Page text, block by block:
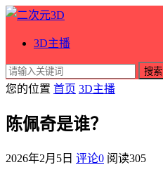
3D主播
搜索
您的位置 首页 3D主播
陈佩奇是谁？
2026年2月5日 评论0 阅读305